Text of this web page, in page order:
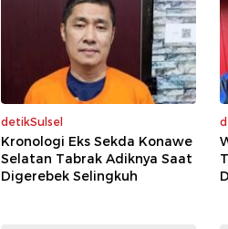
detikSulsel
Kronologi Eks Sekda Konawe
Selatan Tabrak Adiknya Saat
Digerebek Selingkuh